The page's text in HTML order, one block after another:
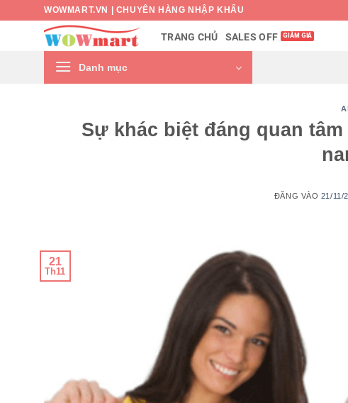
WOWMART.VN | CHUYÊN HÀNG NHẬP KHẨU
TRANG CHỦ SALES OFF
Danh mục
Sự khác biệt đáng quan
ĐĂNG VÀO 21/11/
21
Th11